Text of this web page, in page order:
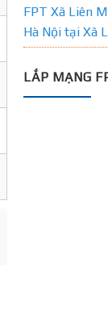
FPT Xã Liên
Hà Nội tại Xã
LẮP MẠNG